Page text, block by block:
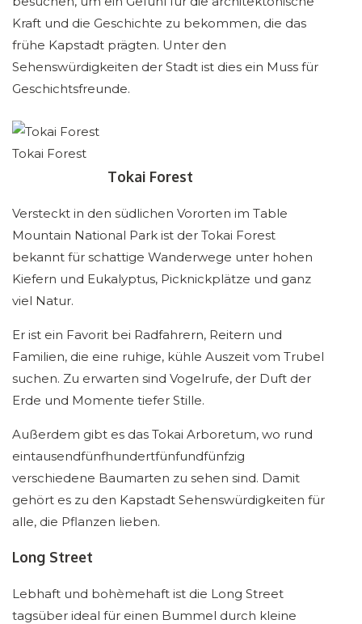
Kraft und die Geschichte zu bekommen, die das
frühe Kapstadt prägten. Unter den
Sehenswürdigkeiten der Stadt ist dies ein Muss für
Geschichtsfreunde.
Tokai Forest
Tokai Forest
Versteckt in den südlichen Vororten im Table
Mountain National Park ist der Tokai Forest
bekannt für schattige Wanderwege unter hohen
Kiefern und Eukalyptus, Picknickplätze und ganz
viel Natur.
Er ist ein Favorit bei Radfahrern, Reitern und
Familien, die eine ruhige, kühle Auszeit vom Trubel
suchen. Zu erwarten sind Vogelrufe, der Duft der
Erde und Momente tiefer Stille.
Außerdem gibt es das Tokai Arboretum, wo rund
eintausendfünfhundertfünfundfünfzig
verschiedene Baumarten zu sehen sind. Damit
gehört es zu den Kapstadt Sehenswürdigkeiten für
alle, die Pflanzen lieben.
Long Street
Lebhaft und bohèmehaft ist die Long Street
tagsüber ideal für einen Bummel durch kleine